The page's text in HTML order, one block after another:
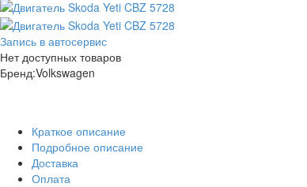
Запись в автосервис
Нет доступных товаров
Бренд:Volkswagen
Краткое описание
Подробное описание
Доставка
Оплата